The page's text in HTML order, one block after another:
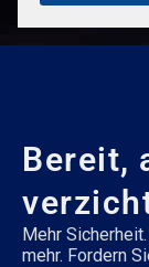
Bereit,
Mehr
mehr. Fordern